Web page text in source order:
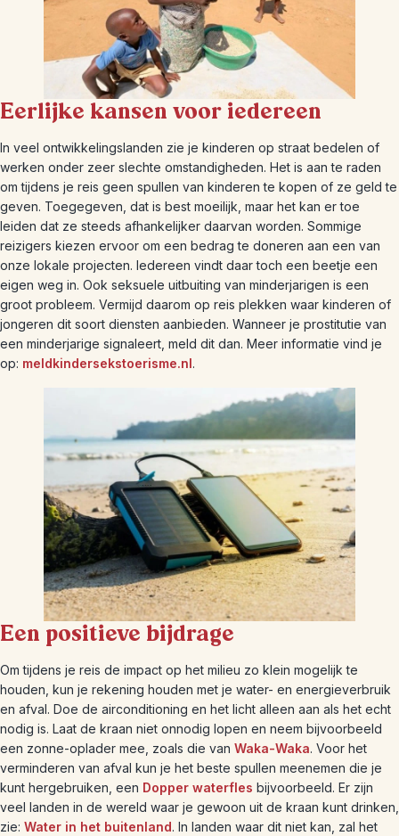
Eerlijke kansen voor iedereen
In veel ontwikkelingslanden zie je kinderen op straat bedelen of
werken onder zeer slechte omstandigheden. Het is aan te raden
om tijdens je reis geen spullen van kinderen te kopen of ze geld te
geven. Toegegeven, dat is best moeilijk, maar het kan er toe
leiden dat ze steeds afhankelijker daarvan worden. Sommige
reizigers kiezen ervoor om een bedrag te doneren aan een van
onze lokale projecten. Iedereen vindt daar toch een beetje een
eigen weg in. Ook seksuele uitbuiting van minderjarigen is een
groot probleem. Vermijd daarom op reis plekken waar kinderen of
jongeren dit soort diensten aanbieden. Wanneer je prostitutie van
een minderjarige signaleert, meld dit dan. Meer informatie vind je
op: meldkindersekstoerisme.nl.
Een positieve bijdrage
Om tijdens je reis de impact op het milieu zo klein mogelijk te
houden, kun je rekening houden met je water- en energieverbruik
en afval. Doe de airconditioning en het licht alleen aan als het echt
nodig is. Laat de kraan niet onnodig lopen en neem bijvoorbeeld
een zonne-oplader mee, zoals die van Waka-Waka. Voor het
verminderen van afval kun je het beste spullen meenemen die je
kunt hergebruiken, een Dopper waterfles bijvoorbeeld. Er zijn
veel landen in de wereld waar je gewoon uit de kraan kunt drinken,
zie: Water in het buitenland. In landen waar dit niet kan, zal het